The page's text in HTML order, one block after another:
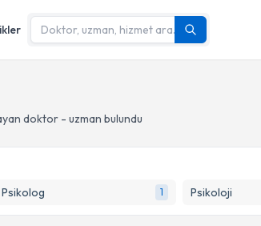
doktor - uzman bulundu
1 Psikoloji